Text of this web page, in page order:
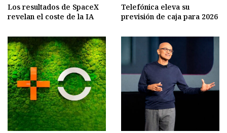
Los resultados de SpaceX
revelan el coste de la IA
Telefónica eleva su
previsión de caja para 2026